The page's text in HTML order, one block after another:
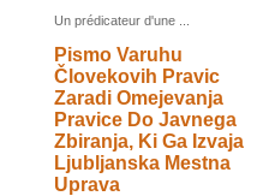
Un prédicateur d'une ...
Pismo Varuhu
Človekovih Pravic
Zaradi Omejevanja
Pravice Do Javnega
Zbiranja, Ki Ga Izvaja
Ljubljanska Mestna
Uprava